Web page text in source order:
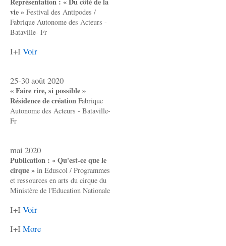
vie » Festival des Antipodes /
Fabrique Autonome des Acteurs -
Bataville- Fr
I+I Voir
25-30 août 2020
« Faire rire, si possible »
Résidence de création Fabrique
Autonome des Acteurs - Bataville-
Fr
mai 2020
Publication : « Qu'est-ce que le
cirque » in Eduscol / Programmes
et ressources en arts du cirque du
Ministère de l'Education Nationale
I+I Voir
I+I More